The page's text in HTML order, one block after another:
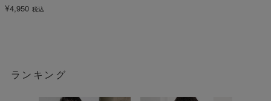
¥4,950 税込
ランキング